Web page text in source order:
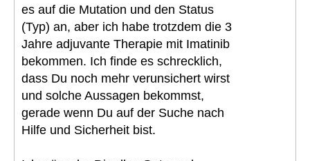
es auf die Mutation und den Status
(Typ) an, aber ich habe trotzdem die 3
Jahre adjuvante Therapie mit Imatinib
bekommen. Ich finde es schrecklich,
dass Du noch mehr verunsichert wirst
und solche Aussagen bekommst,
gerade wenn Du auf der Suche nach
Hilfe und Sicherheit bist.